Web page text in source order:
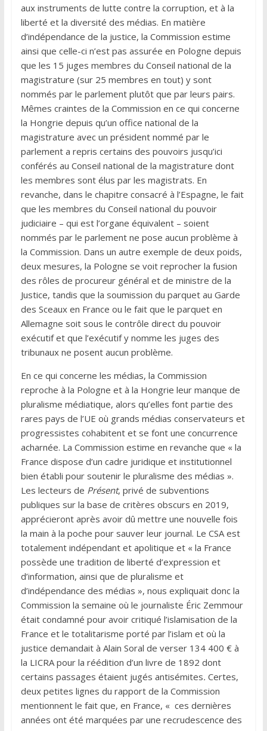
aux instruments de lutte contre la corruption, et à la
liberté et la diversité des médias. En matière
d’indépendance de la justice, la Commission estime
ainsi que celle-ci n’est pas assurée en Pologne depuis
que les 15 juges membres du Conseil national de la
magistrature (sur 25 membres en tout) y sont
nommés par le parlement plutôt que par leurs pairs.
Mêmes craintes de la Commission en ce qui concerne
la Hongrie depuis qu’un office national de la
magistrature avec un président nommé par le
parlement a repris certains des pouvoirs jusqu’ici
conférés au Conseil national de la magistrature dont
les membres sont élus par les magistrats. En
revanche, dans le chapitre consacré à l’Espagne, le fait
que les membres du Conseil national du pouvoir
judiciaire – qui est l’organe équivalent – soient
nommés par le parlement ne pose aucun problème à
la Commission. Dans un autre exemple de deux poids,
deux mesures, la Pologne se voit reprocher la fusion
des rôles de procureur général et de ministre de la
Justice, tandis que la soumission du parquet au Garde
des Sceaux en France ou le fait que le parquet en
Allemagne soit sous le contrôle direct du pouvoir
exécutif et que l’exécutif y nomme les juges des
tribunaux ne posent aucun problème.
En ce qui concerne les médias, la Commission
reproche à la Pologne et à la Hongrie leur manque de
pluralisme médiatique, alors qu’elles font partie des
rares pays de l’UE où grands médias conservateurs et
progressistes cohabitent et se font une concurrence
acharnée. La Commission estime en revanche que « la
France dispose d’un cadre juridique et institutionnel
bien établi pour soutenir le pluralisme des médias ».
Les lecteurs de Présent, privé de subventions
publiques sur la base de critères obscurs en 2019,
apprécieront après avoir dû mettre une nouvelle fois
la main à la poche pour sauver leur journal. Le CSA est
totalement indépendant et apolitique et « la France
possède une tradition de liberté d’expression et
d’information, ainsi que de pluralisme et
d’indépendance des médias », nous expliquait donc la
Commission la semaine où le journaliste Éric Zemmour
était condamné pour avoir critiqué l’islamisation de la
France et le totalitarisme porté par l’islam et où la
justice demandait à Alain Soral de verser 134 400 € à
la LICRA pour la réédition d’un livre de 1892 dont
certains passages étaient jugés antisémites. Certes,
deux petites lignes du rapport de la Commission
mentionnent le fait que, en France, « ces dernières
années ont été marquées par une recrudescence des